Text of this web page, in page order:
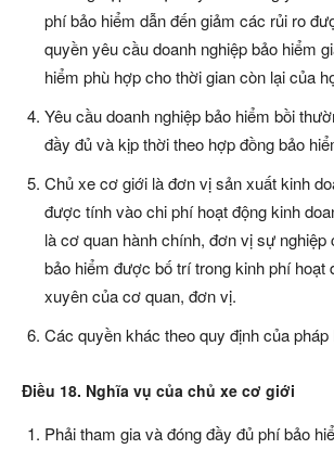
phí bảo hiểm dẫn đến giảm các rủi ro
quyền yêu cầu doanh nghiệp bảo hiểm
hiểm phù hợp cho thời gian còn lại của
Yêu cầu doanh nghiệp bảo hiểm bồi
đầy đủ và kịp thời theo hợp đồng bảo
Chủ xe cơ giới là đơn vị sản xuất kinh
được tính vào chi phí hoạt động kinh
là cơ quan hành chính, đơn vị sự
bảo hiểm được bố trí trong kinh phí hoạt
xuyên của cơ quan, đơn vị.
Các quyền khác theo quy định của pháp
Điều 18. Nghĩa vụ của chủ xe cơ giới
Phải tham gia và đóng đầy đủ phí bảo